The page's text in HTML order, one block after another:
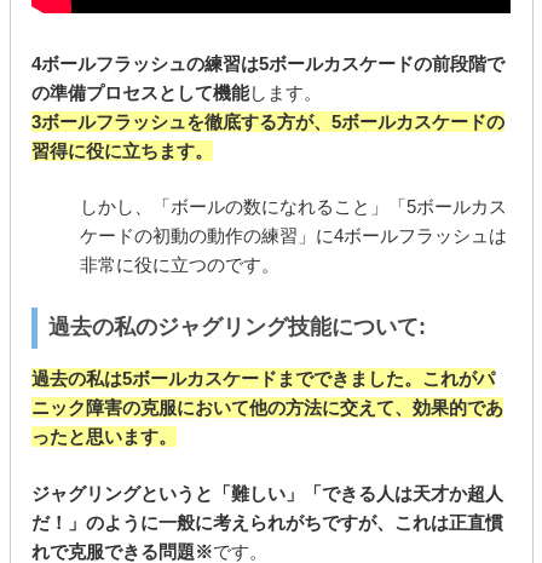
4ボールフラッシュの練習は5ボールカスケードの前段階で
の準備プロセスとして機能します。
3ボールフラッシュを徹底する方が、5ボールカスケードの
習得に役に立ちます。
しかし、「ボールの数になれること」「5ボールカス
ケードの初動の動作の練習」に4ボールフラッシュは
非常に役に立つのです。
過去の私のジャグリング技能について:
過去の私は5ボールカスケードまでできました。これがパ
ニック障害の克服において他の方法に交えて、効果的であ
ったと思います。
ジャグリングというと「難しい」「できる人は天才か超人
だ！」のように一般に考えられがちですが、これは正直慣
れで克服できる問題※です。